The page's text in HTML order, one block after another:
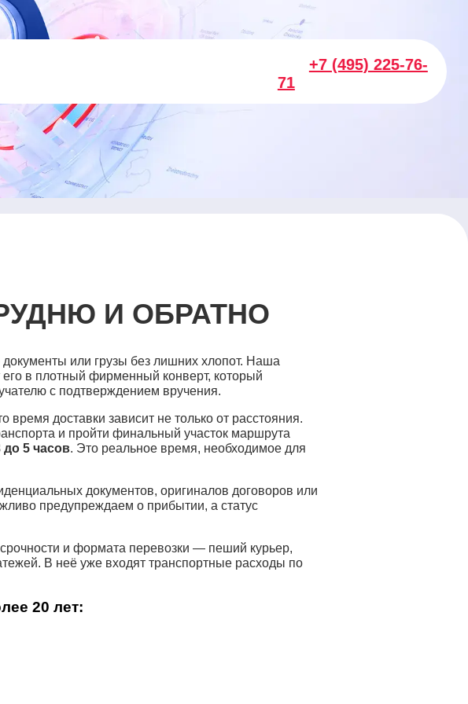
+7 (495) 225-76-
71
И ОБРАТНО
или грузы без лишних хлопот. Наша
его в плотный фирменный конверт, который
с подтверждением вручения.
время доставки зависит не только от расстояния.
и пройти финальный участок маршрута
до 5 часов. Это реальное время, необходимое для
документов, оригиналов договоров или
предупреждаем о прибытии, а статус
и формата перевозки — пеший курьер,
В неё уже входят транспортные расходы по
20 лет: